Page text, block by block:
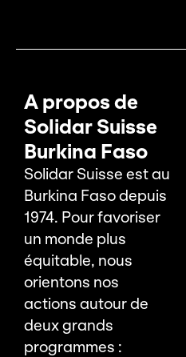
A propos de
Solidar Suisse
Burkina Faso
Solidar Suisse est au
Burkina Faso depuis
1974. Pour favoriser
un monde plus
équitable, nous
orientons nos
actions autour de
deux grands
programmes :